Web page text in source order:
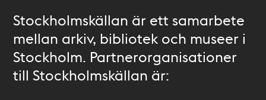
Stockholmskällan är ett samarbete
mellan arkiv, bibliotek och museer i
Stockholm. Partnerorganisationer
till Stockholmskällan är: